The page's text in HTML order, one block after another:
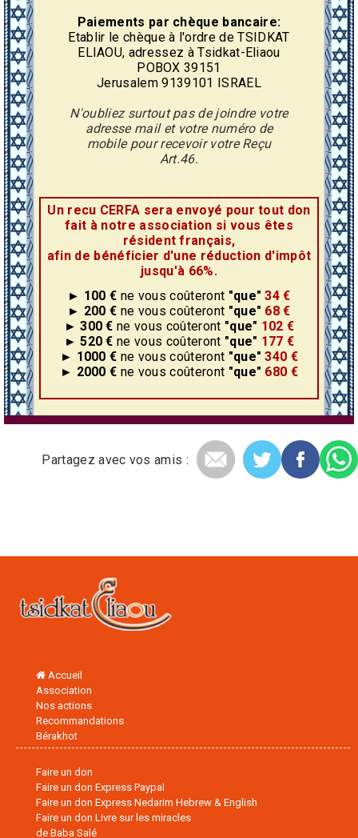
Paiements par chèque bancaire:
Etablir le chèque à l'ordre de TSIDKAT
ELIAOU, adressez à Tsidkat-Eliaou
POBOX 39151
Jerusalem 9139101 ISRAEL
N'oubliez surtout pas de joindre votre
adresse mail et votre numéro de
mobile pour recevoir votre Reçu
Art.46.
Un recu CERFA sera envoyé pour tout don
fait à notre association si vous êtes
résident français,
afin de bénéficier d'une réduction d'impôt
jusqu'à 66%.
► 100 € ne vous coûteront "que" 34 €
► 200 € ne vous coûteront "que" 68 €
► 300 € ne vous coûteront "que" 102 €
► 520 € ne vous coûteront "que" 177 €
► 1000 € ne vous coûteront "que" 340 €
► 2000 € ne vous coûteront "que" 680 €
Partagez avec vos amis :
Accueil
Association
Nos actions
Recommandations
Bérakhot
Faire un don
Faire un don Express Paypal
Faire un don Express Nedarim Hebrew & English
Faire un don Livre sur les miracles
de Baba Salé